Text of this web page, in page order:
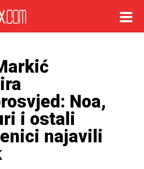
Noa,
i ostali
najavili